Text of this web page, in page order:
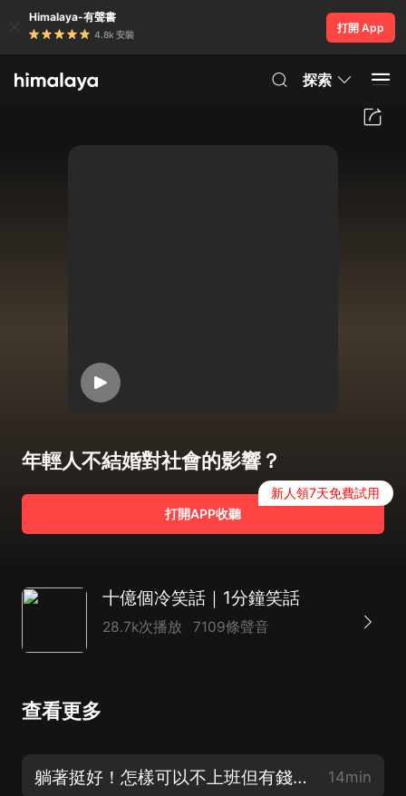
Himalaya-有聲書
4.8k 安裝
打開 App
探索
年輕人不結婚對社會的影響？
打開APP收聽
新人領7天免費試用
十億個冷笑話｜1分鐘笑話
28.7k次播放 7109條聲音
查看更多
躺著挺好！怎樣可以不上班但有錢花？ 14min